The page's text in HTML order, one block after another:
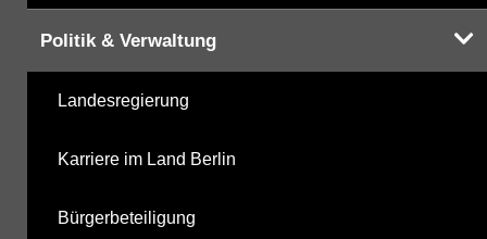
Politik & Verwaltung
Landesregierung
Karriere im Land Berlin
Bürgerbeteiligung